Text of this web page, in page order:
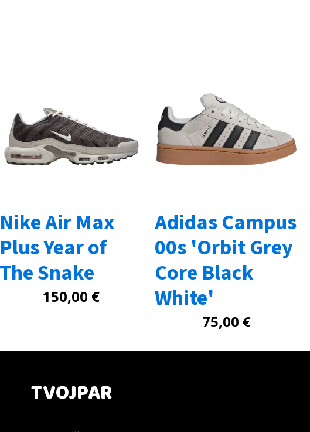
Nike Air Max
Plus Year of
The Snake
150,00 €
Adidas Campus
00s 'Orbit Grey
Core Black
White'
75,00 €
TVOJPAR